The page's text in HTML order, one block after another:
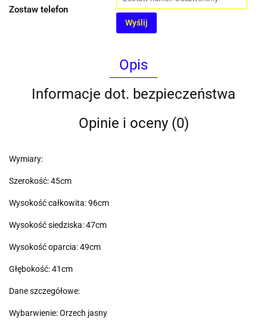
Zostaw telefon
Wyślij
Opis
Informacje dot. bezpieczeństwa
Opinie i oceny (0)
Wymiary:
Szerokość: 45cm
Wysokość całkowita: 96cm
Wysokość siedziska: 47cm
Wysokość oparcia: 49cm
Głębokość: 41cm
Dane szczegółowe:
Wybarwienie: Orzech jasny